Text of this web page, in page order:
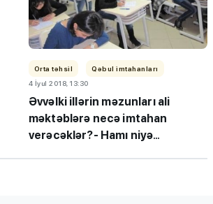
Orta təhsil
Qəbul imtahanları
4 İyul 2018, 13:30
Əvvəlki illərin məzunları ali
məktəblərə necə imtahan
verəcəklər?- Hamı niyə
MİQ balına görə Bakı üzrə
birinci, respublika üzrə
OLDU